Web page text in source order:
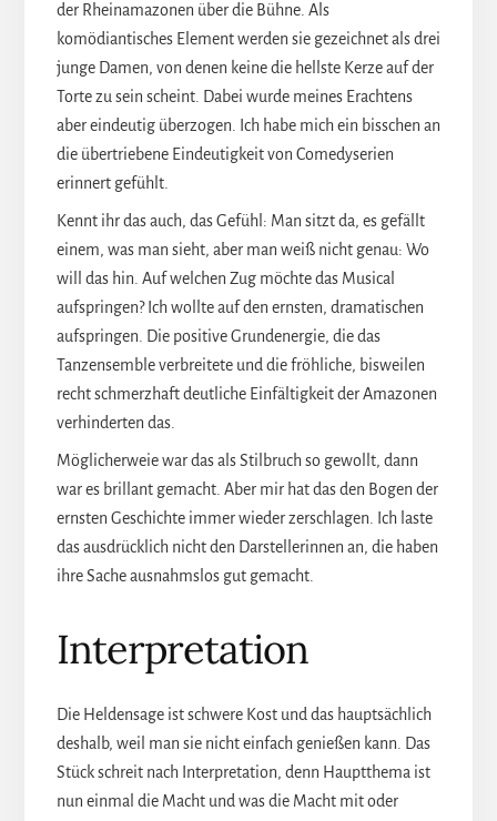
der Rheinamazonen über die Bühne. Als
komödiantisches Element werden sie gezeichnet als drei
junge Damen, von denen keine die hellste Kerze auf der
Torte zu sein scheint. Dabei wurde meines Erachtens
aber eindeutig überzogen. Ich habe mich ein bisschen an
die übertriebene Eindeutigkeit von Comedyserien
erinnert gefühlt.
Kennt ihr das auch, das Gefühl: Man sitzt da, es gefällt
einem, was man sieht, aber man weiß nicht genau: Wo
will das hin. Auf welchen Zug möchte das Musical
aufspringen? Ich wollte auf den ernsten, dramatischen
aufspringen. Die positive Grundenergie, die das
Tanzensemble verbreitete und die fröhliche, bisweilen
recht schmerzhaft deutliche Einfältigkeit der Amazonen
verhinderten das.
Möglicherweie war das als Stilbruch so gewollt, dann
war es brillant gemacht. Aber mir hat das den Bogen der
ernsten Geschichte immer wieder zerschlagen. Ich laste
das ausdrücklich nicht den Darstellerinnen an, die haben
ihre Sache ausnahmslos gut gemacht.
Interpretation
Die Heldensage ist schwere Kost und das hauptsächlich
deshalb, weil man sie nicht einfach genießen kann. Das
Stück schreit nach Interpretation, denn Hauptthema ist
nun einmal die Macht und was die Macht mit oder